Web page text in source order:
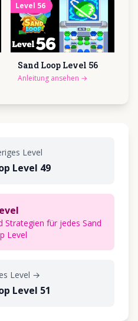
Level 56
Sand Loop Level 56
Anleitung ansehen →
Level
Level 49
Strategien für jedes Sand
Level
Level →
Level 51